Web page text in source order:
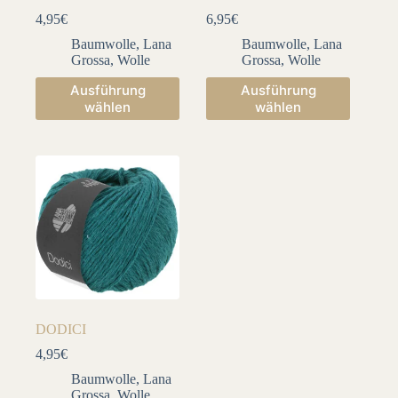
4,95€
Baumwolle, Lana
Grossa, Wolle
Ausführung
wählen
Dieses
Produkt
weist
Die
Optionen
können
auf
der
Produktseite
gewählt
6,95€
Baumwolle,Lana
Grossa,Wolle
Ausführung
wählen
Dieses
Produkt
weist
DODICI
4,95€
Baumwolle, Lana